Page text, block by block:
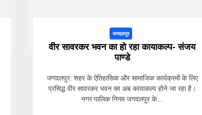
जगदलपुर
वीर सावरकर भवन का हो रहा कायाकल्प- संजय
पाण्डे
जगदलपुर: शहर के ऐतिहासिक और सामाजिक कार्यक्रमों के लिए
प्रसिद्ध वीर सावरकर भवन का अब कायाकल्प होने जा रहा है।
नगर पालिक निगम जगदलपुर के...